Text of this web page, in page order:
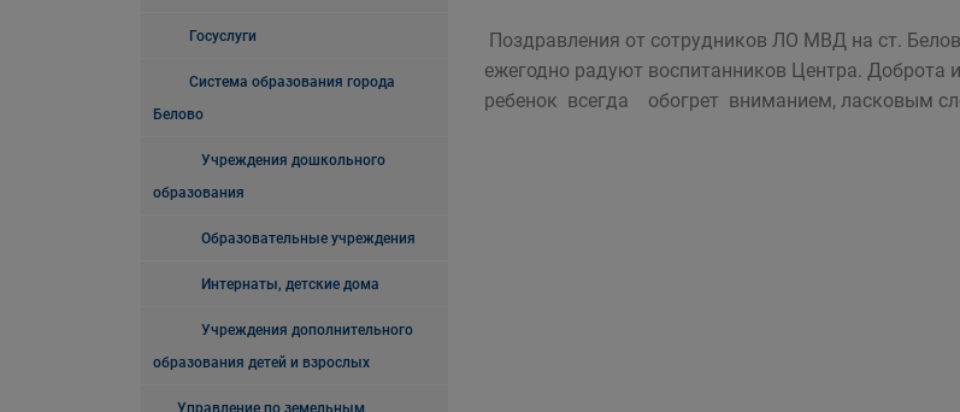
Госуслуги
Система образования города
Белово
Учреждения дошкольного
образования
Образовательные учреждения
Интернаты, детские дома
Учреждения дополнительного
образования детей и взрослых
Управление по земельным
Поздравления от сотрудников ЛО МВД на ст.
ежегодно радуют воспитанников Центра.
ребенок всегда обогрет вниманием, ласковым